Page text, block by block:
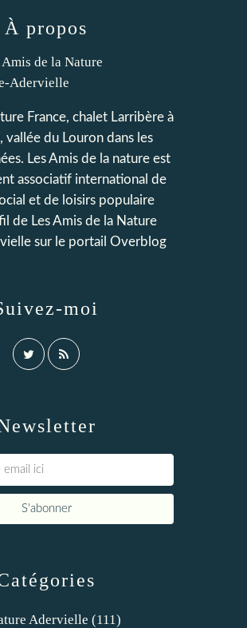
Adervielle (111)
moi
À propos
France, chalet Larribère à
vallée du Louron dans les
Les Amis de la nature est
associatif international de
et de loisirs populaire
de Les Amis de la Nature
sur le portail Overblog